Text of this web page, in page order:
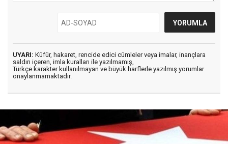
UYARI: Küfür, hakaret, rencide edici cümleler veya imalar, inançlara
saldırı içeren, imla kuralları ile yazılmamış,
Türkçe karakter kullanılmayan ve büyük harflerle yazılmış yorumlar
onaylanmamaktadır.